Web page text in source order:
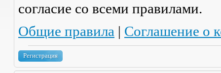
согласие со всеми правилами.
Общие правила | Соглашение о
Регистрация